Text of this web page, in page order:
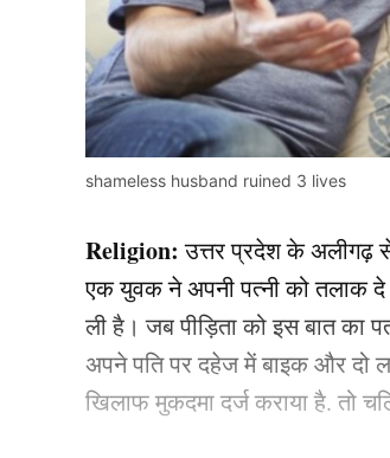
shameless husband ruined 3 lives
Religion: उत्तर प्रदेश के अलीगढ़
एक युवक ने अपनी पत्नी को तलाक
ली है। जब पीड़िता को इस बात का
अपने पति पर दहेज में बाइक और दो
खिलाफ मुकदमा दर्ज कराया है. तो